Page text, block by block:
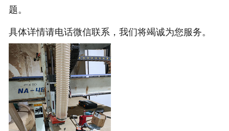
题。
具体详情请电话微信联系，我们将竭诚为您服务。